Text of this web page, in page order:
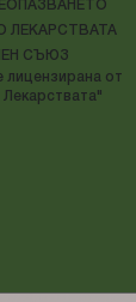
ЛЕКАРСТВАТА
СЪЮЗ
лицензирана от
Лекарствата"